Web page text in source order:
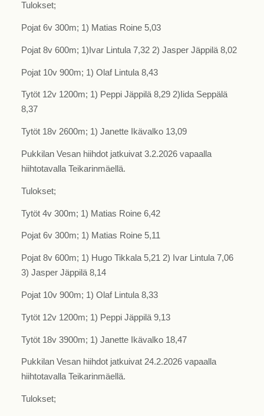
Tulokset;
Pojat 6v 300m; 1) Matias Roine 5,03
Pojat 8v 600m; 1)Ivar Lintula 7,32 2) Jasper Jäppilä 8,02
Pojat 10v 900m; 1) Olaf Lintula 8,43
Tytöt 12v 1200m; 1) Peppi Jäppilä 8,29 2)Iida Seppälä
8,37
Tytöt 18v 2600m; 1) Janette Ikävalko 13,09
Pukkilan Vesan hiihdot jatkuivat 3.2.2026 vapaalla
hiihtotavalla Teikarinmäellä.
Tulokset;
Tytöt 4v 300m; 1) Matias Roine 6,42
Pojat 6v 300m; 1) Matias Roine 5,11
Pojat 8v 600m; 1) Hugo Tikkala 5,21 2) Ivar Lintula 7,06
3) Jasper Jäppilä 8,14
Pojat 10v 900m; 1) Olaf Lintula 8,33
Tytöt 12v 1200m; 1) Peppi Jäppilä 9,13
Tytöt 18v 3900m; 1) Janette Ikävalko 18,47
Pukkilan Vesan hiihdot jatkuivat 24.2.2026 vapaalla
hiihtotavalla Teikarinmäellä.
Tulokset;